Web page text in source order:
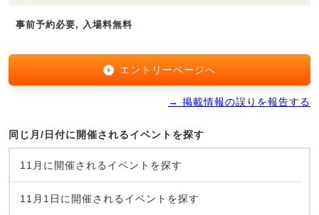
事前予約必要, 入場料無料
エントリーページへ
→ 掲載情報の誤りを報告する
同じ月/日付に開催されるイベントを探す
11月に開催されるイベントを探す
11月1日に開催されるイベントを探す